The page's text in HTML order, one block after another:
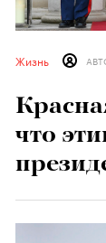
Жизнь
что